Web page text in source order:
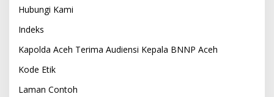
Hubungi Kami
Indeks
Kapolda Aceh Terima Audiensi Kepala BNNP Aceh
Kode Etik
Laman Contoh